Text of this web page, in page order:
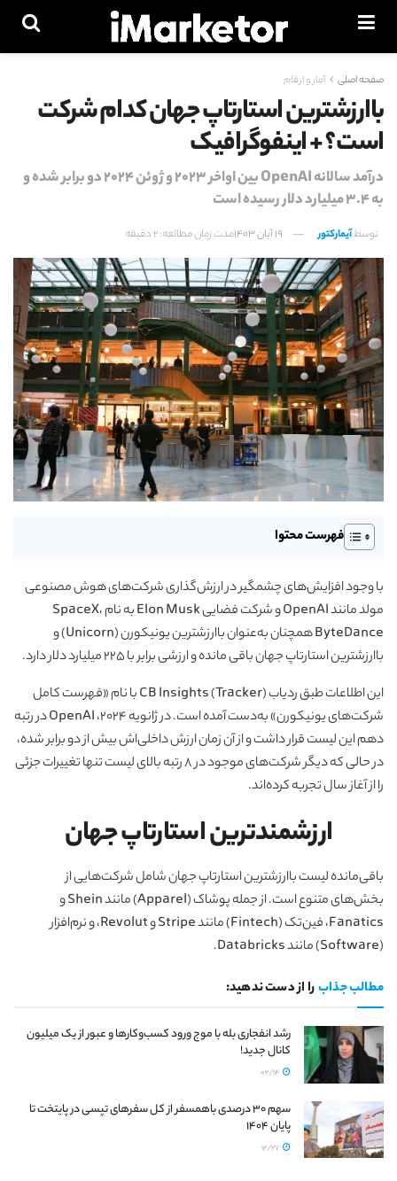
صفحه اصلی آمار و ارقام
باارزشترین استارتاپ جهان کدام شرکت
است؟ + اینفوگرافیک
درآمد سالانه OpenAI بین اواخر ۲۰۲۳ و ژوئن ۲۰۲۴ دو برابر شده و
به ۳.۴ میلیارد دلار رسیده است
توسطآیمارکتور 19 آبان 1403 مدت زمان مطالعه: 2 دقیقه
فهرست محتوا
با وجود افزایش‌های چشمگیر در ارزش‌گذاری شرکت‌های هوش مصنوعی
مولد مانند OpenAI و شرکت فضایی Elon Musk به نام SpaceX،
ByteDance همچنان به‌عنوان باارزشترین یونیکورن (Unicorn) و
باارزشترین استارتاپ‌ جهان باقی مانده و ارزشی برابر با ۲۲۵ میلیارد دلار دارد.
این اطلاعات طبق ردیاب (Tracker) CB Insights با نام «فهرست کامل
شرکت‌های یونیکورن» به‌دست آمده است. در ژانویه ۲۰۲۴، OpenAI در رتبه
دهم این لیست قرار داشت و از آن زمان ارزش داخلی‌اش بیش از دو برابر شده،
در حالی که دیگر شرکت‌های موجود در ۸ رتبه بالای لیست تنها تغییرات جزئی
را از آغاز سال تجربه کرده‌اند.
ارزشمندترین استارتاپ جهان
باقی‌مانده لیست باارزشترین استارتاپ‌ جهان شامل شرکت‌هایی از
بخش‌های متنوع است. از جمله پوشاک (Apparel) مانند Shein و
Fanatics، فین‌تک (Fintech) مانند Stripe و Revolut، و نرم‌افزار
(Software) مانند Databricks.
را از دست ندهید:مطالب جذاب
رشد انفجاری بله با موج ورود کسب‌وکارها و عبور از یک میلیون
کانال جدید!
سهم 30 درصدی باهمسفر از کل سفرهای تپسی در پایتخت تا
پایان 1404